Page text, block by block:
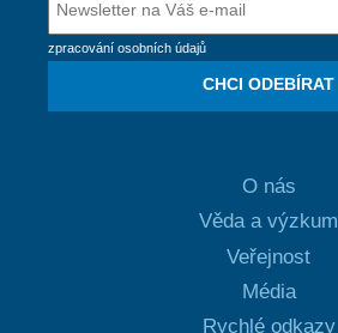
zpracování osobních údajů
CHCI ODEBÍRAT
O nás
Věda a výzkum
Veřejnost
Média
Rychlé odkazy